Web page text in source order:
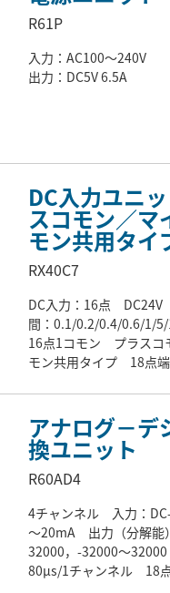
R61P
入力：AC100～240V
出力：DC5V 6.5A
DC入力ユニ
スコモン／マ
モン共用タイ
RX40C7
DC入力：16点
間：0.1/0.2/0.4/0.6/1/
16点1コモン プラスコ
モン共用タイプ 18点
アナログ－デ
換ユニット
R60AD4
4チャンネル 入力：
～20mA 出力（分解能
32000，-32000～
80μs/1チャンネル 18